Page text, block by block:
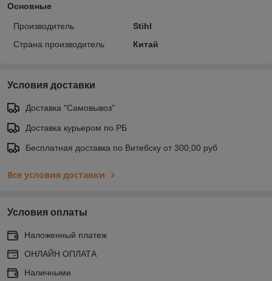
Основные
Производитель
Stihl
Страна производитель
Китай
Условия доставки
Доставка "Самовывоз"
Доставка курьером по РБ
Бесплатная доставка по Витебску от 300,00 руб
Все условия доставки
Условия оплаты
Наложенный платеж
ОНЛАЙН ОПЛАТА
Наличными